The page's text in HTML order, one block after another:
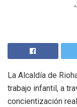
La Alcaldía de
trabajo infantil, a
concientización